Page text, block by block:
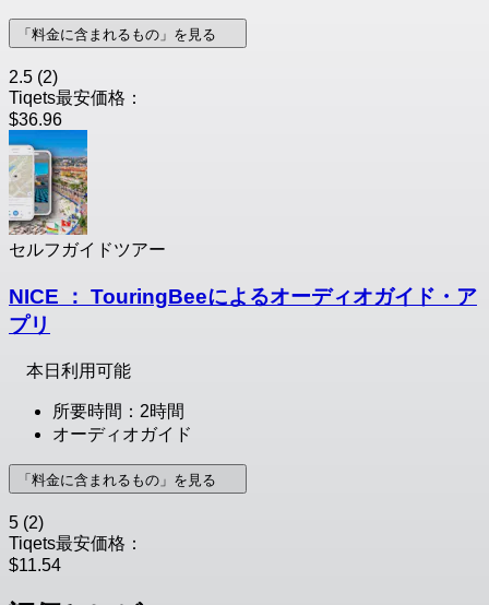
「料金に含まれるもの」を見る
2.5 (2)
Tiqets最安価格：
$36.96
セルフガイドツアー
NICE ： TouringBeeによるオーディオガイド・ア
プリ
本日利用可能
所要時間：2時間
オーディオガイド
「料金に含まれるもの」を見る
5 (2)
Tiqets最安価格：
$11.54